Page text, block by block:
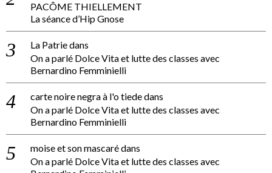
PACÔME THIELLEMENT
La séance d’Hip Gnose
La Patriedans
On a parlé Dolce Vita et lutte des classes avec
Bernardino Femminielli
carte noire negra à l'o tiededans
On a parlé Dolce Vita et lutte des classes avec
Bernardino Femminielli
moise et son mascarédans
On a parlé Dolce Vita et lutte des classes avec